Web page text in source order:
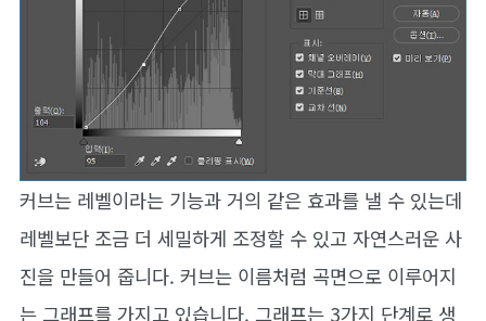
커브는 레벨이라는 기능과 거의 같은 효과를 낼 수 있는데
레벨보단 조금 더 세밀하게 조정할 수 있고 자연스러운 사
진을 만들어 줍니다. 커브는 이름처럼 곡면으로 이루어지
는 그래프를 가지고 있습니다. 그래프는 3가지 단계로 생